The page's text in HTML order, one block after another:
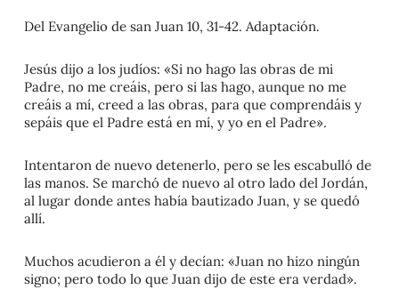
Del Evangelio de san Juan 10, 31-42. Adaptación.
Jesús dijo a los judíos: «Si no hago las obras de mi
Padre, no me creáis, pero si las hago, aunque no me
creáis a mí, creed a las obras, para que comprendáis y
sepáis que el Padre está en mí, y yo en el Padre».
Intentaron de nuevo detenerlo, pero se les escabulló de
las manos. Se marchó de nuevo al otro lado del Jordán,
al lugar donde antes había bautizado Juan, y se quedó
allí.
Muchos acudieron a él y decían: «Juan no hizo ningún
signo; pero todo lo que Juan dijo de este era verdad».